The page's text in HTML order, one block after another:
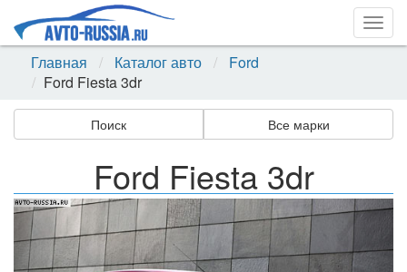
Главная
Каталог авто
Ford
Ford Fiesta 3dr
Поиск Все марки
Ford Fiesta 3dr
Назад